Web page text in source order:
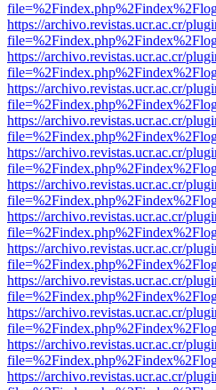
https://archivo.revistas.ucr.ac.cr/
https://archivo.revistas.ucr.ac.cr/
https://archivo.revistas.ucr.ac.cr/
https://archivo.revistas.ucr.ac.cr/
https://archivo.revistas.ucr.ac.cr/
https://archivo.revistas.ucr.ac.cr/
https://archivo.revistas.ucr.ac.cr/
https://archivo.revistas.ucr.ac.cr/
https://archivo.revistas.ucr.ac.cr/
https://archivo.revistas.ucr.ac.cr/
https://archivo.revistas.ucr.ac.cr/
https://archivo.revistas.ucr.ac.cr/